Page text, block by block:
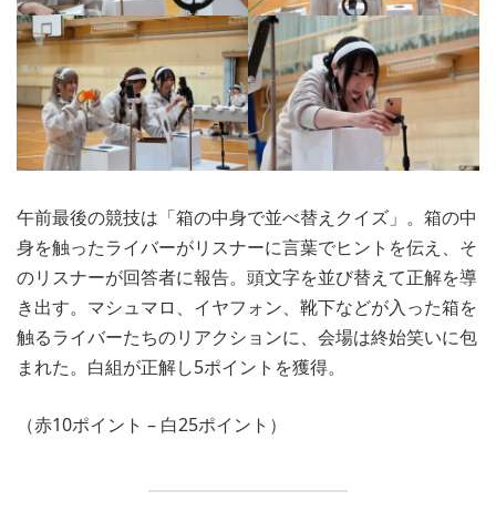
午前最後の競技は「箱の中身で並べ替えクイズ」。箱の中
身を触ったライバーがリスナーに言葉でヒントを伝え、そ
のリスナーが回答者に報告。頭文字を並び替えて正解を導
き出す。マシュマロ、イヤフォン、靴下などが入った箱を
触るライバーたちのリアクションに、会場は終始笑いに包
まれた。白組が正解し5ポイントを獲得。
（赤10ポイント – 白25ポイント）